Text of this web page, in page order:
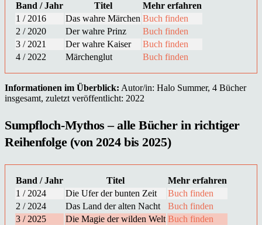
Band / Jahr Titel
Mehr erfahren
1 / 2016
Das wahre Märchen Buch finden
2 / 2020
Der wahre Prinz
Buch finden
3 / 2021
Der wahre Kaiser
Buch finden
4 / 2022
Märchenglut Buch finden
Informationen im Überblick: Autor/in: Halo Summer, 4 Bücher
insgesamt, zuletzt veröffentlicht: 2022
Sumpfloch-Mythos – alle Bücher in richtiger
Reihenfolge (von 2024 bis 2025)
Band / Jahr Titel
Mehr erfahren
1 / 2024
Die Ufer der bunten Zeit
Buch finden
2 / 2024
Das Land der alten Nacht
Buch finden
3 / 2025
Die Magie der wilden Welt Buch finden